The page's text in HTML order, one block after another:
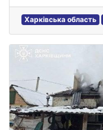
Харківська область